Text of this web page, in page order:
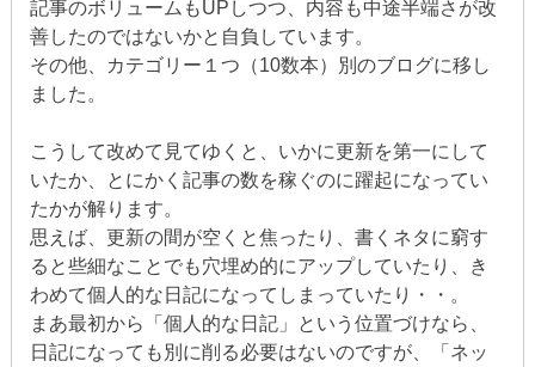
記事のボリュームもUPしつつ、内容も中途半端さが改
善したのではないかと自負しています。
その他、カテゴリー１つ（10数本）別のブログに移し
ました。
こうして改めて見てゆくと、いかに更新を第一にして
いたか、とにかく記事の数を稼ぐのに躍起になってい
たかが解ります。
思えば、更新の間が空くと焦ったり、書くネタに窮す
ると些細なことでも穴埋め的にアップしていたり、き
わめて個人的な日記になってしまっていたり・・。
まあ最初から「個人的な日記」という位置づけなら、
日記になっても別に削る必要はないのですが、「ネッ